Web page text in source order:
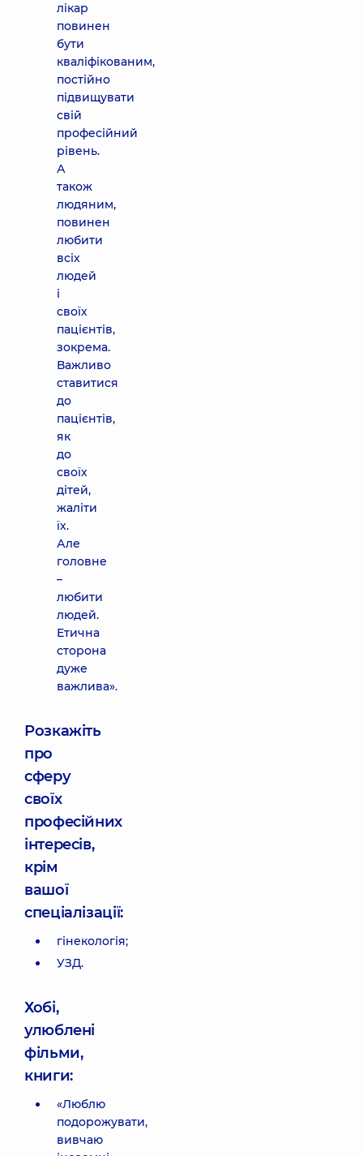
лікар
повинен
бути
кваліфікованим,
постійно
підвищувати
свій
професійний
рівень.
А
також
людяним,
повинен
любити
всіх
людей
і
своїх
пацієнтів,
зокрема.
Важливо
ставитися
до
пацієнтів,
як
до
своїх
дітей,
жаліти
їх.
Але
головне
–
любити
людей.
Етична
сторона
дуже
важлива».
Розкажіть
про
сферу
своїх
професійних
інтересів,
крім
вашої
спеціалізації:
гінекологія;
УЗД.
Хобі,
улюблені
фільми,
книги:
«Люблю
подорожувати,
вивчаю